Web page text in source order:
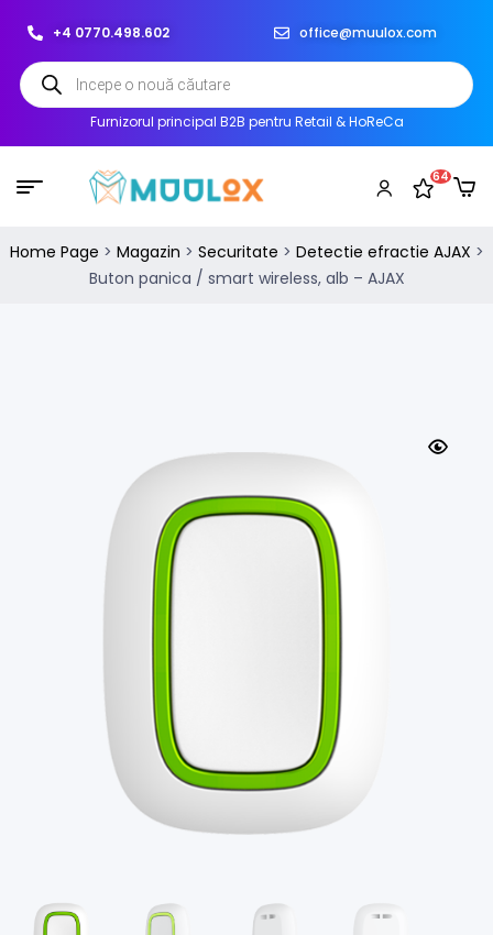
+4 0770.498.602 office@muulox.com
Furnizorul principal B2B pentru Retail & HoReCa
64
Home Page > Magazin > Securitate > Detectie efractie AJAX >
Buton panica / smart wireless, alb – AJAX